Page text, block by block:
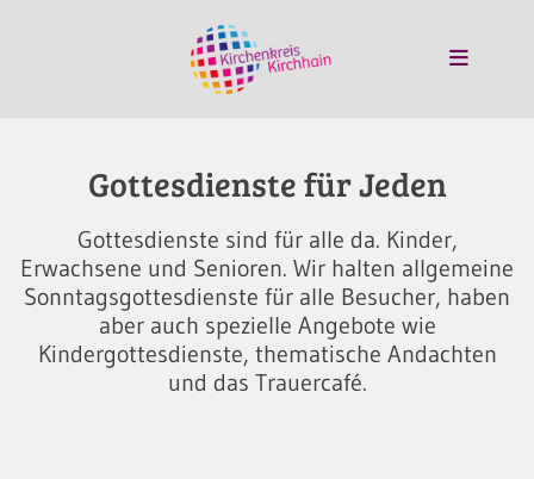
Gottesdienste für Jeden
Gottesdienste sind für alle da. Kinder,
Erwachsene und Senioren. Wir halten allgemeine
Sonntagsgottesdienste für alle Besucher, haben
aber auch spezielle Angebote wie
Kindergottesdienste, thematische Andachten
und das Trauercafé.